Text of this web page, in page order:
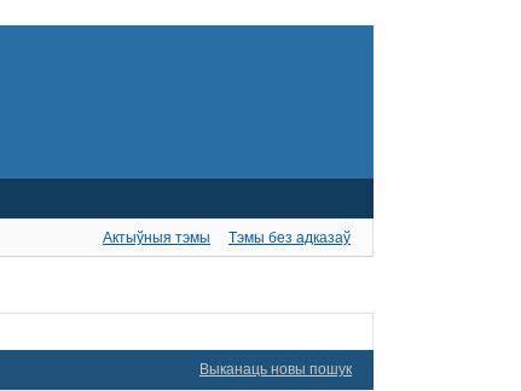
Актыўныя тэмы Тэмы без адказаў
Выканаць новы пошук